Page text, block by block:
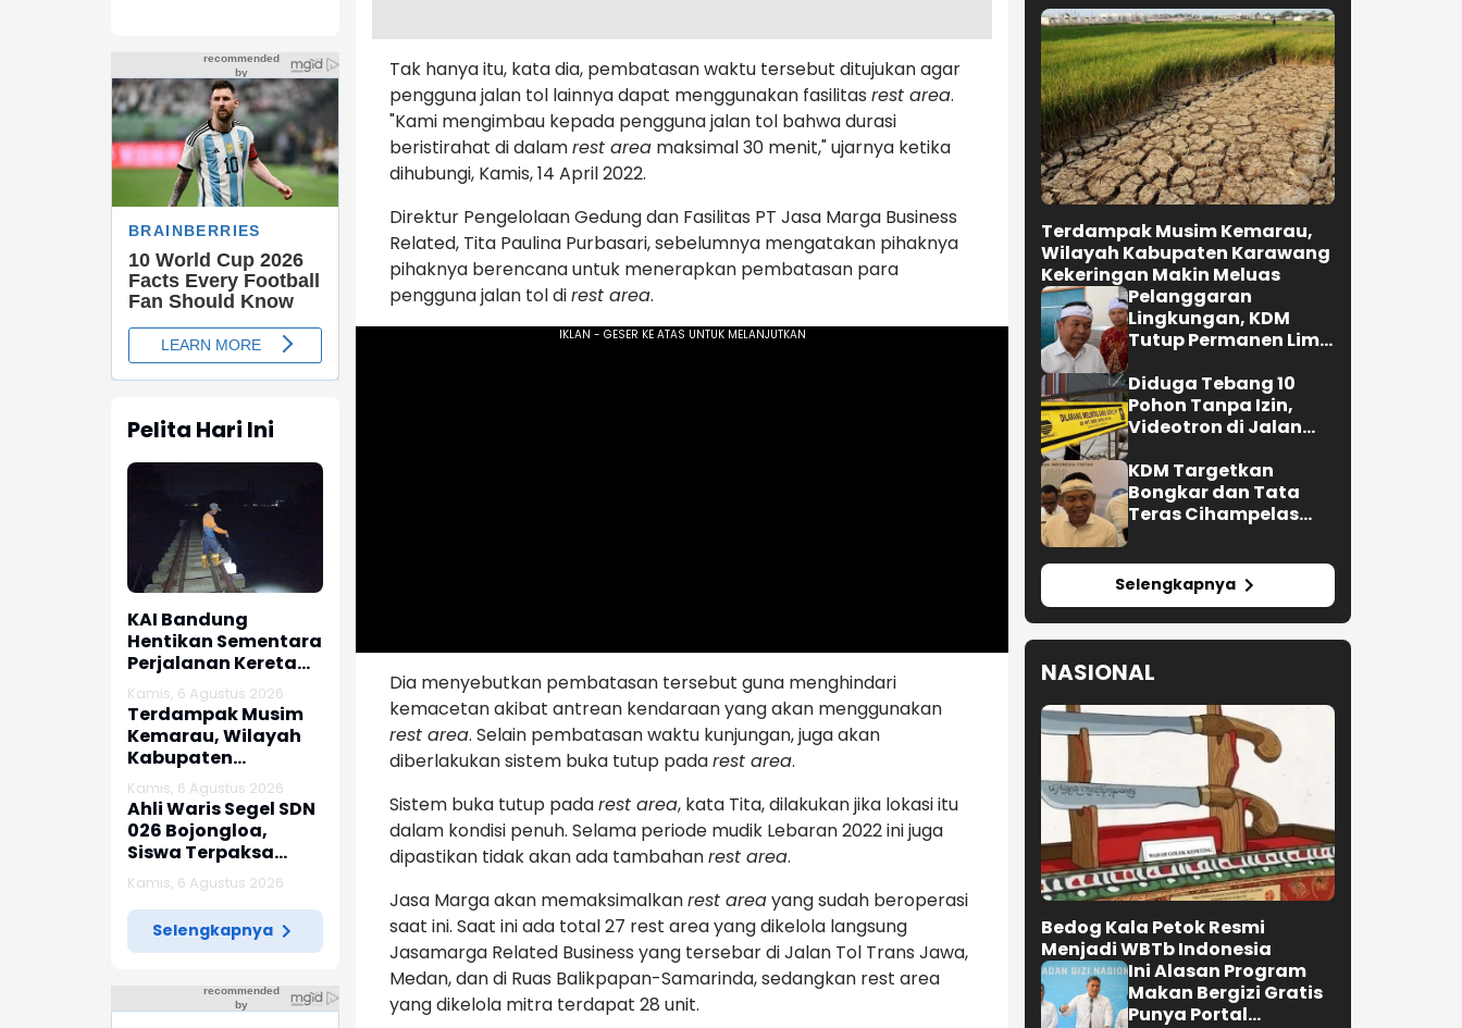
Pelita Hari Ini
KAI Bandung
Hentikan Sementara
Perjalanan Kereta
Pascagempa
Pangandaran
Kamis, 6 Agustus 2026
Terdampak Musim
Kemarau, Wilayah
Kabupaten
Karawang
Kekeringan Makin
Meluas
Kamis, 6 Agustus 2026
Ahli Waris Segel SDN
026 Bojongloa,
Siswa Terpaksa
Belajar Jarak Jauh
Kamis, 6 Agustus 2026
Selengkapnya
Tak hanya itu, kata dia, pembatasan waktu tersebut ditujukan agar
pengguna jalan tol lainnya dapat menggunakan fasilitas rest area.
"Kami mengimbau kepada pengguna jalan tol bahwa durasi
beristirahat di dalamrest area maksimal 30 menit," ujarnya ketika
dihubungi, Kamis, 14 April 2022.
Direktur Pengelolaan Gedung dan Fasilitas PT Jasa Marga Business
Related, Tita Paulina Purbasari, sebelumnya mengatakan pihaknya
pihaknya berencana untuk menerapkan pembatasan para
pengguna jalan tol direst area.
Dia menyebutkan pembatasan tersebut guna menghindari
kemacetan akibat antrean kendaraan yang akan menggunakan
rest area. Selain pembatasan waktu kunjungan, juga akan
diberlakukan sistem buka tutup padarest area.
Sistem buka tutup padarest area, kata Tita, dilakukan jika lokasi itu
dalam kondisi penuh. Selama periode mudik Lebaran 2022 ini juga
dipastikan tidak akan ada tambahanrest area.
Jasa Marga akan memaksimalkanrest areayang sudah beroperasi
saat ini. Saat ini ada total 27 rest area yang dikelola langsung
Jasamarga Related Business yang tersebar di Jalan Tol Trans Jawa,
Medan, dan di Ruas Balikpapan-Samarinda, sedangkan rest area
yang dikelola mitra terdapat 28 unit.
Terdampak Musim Kemarau,
Wilayah Kabupaten Karawang
Kekeringan Makin Meluas
Pelanggaran
Lingkungan, KDM
Tutup Permanen Lima
di Cipatat
Diduga Tebang 10
Pohon Tanpa Izin,
Videotron di Jalan
Bandung Disegel
KDM Targetkan
Bongkar dan Tata
Teras Cihampelas
Selengkapnya
NASIONAL
Bedog Kala Petok Resmi
Menjadi WBTb Indonesia
Ini Alasan Program
Makan Bergizi Gratis
Punya Portal